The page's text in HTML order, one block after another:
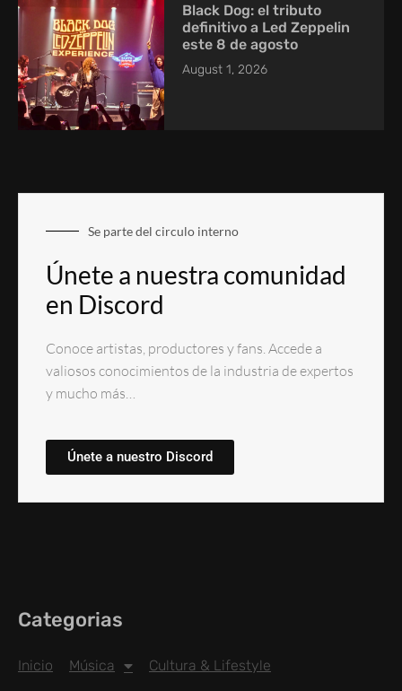
Black Dog: el tributo
definitivo a Led Zeppelin
este 8 de agosto
August 1, 2026
Se parte del circulo interno
Únete a nuestra comunidad
en Discord
Conoce artistas, productores y fans. Accede a
valiosos conocimientos de la industria de expertos
y mucho más…
Únete a nuestro Discord
Categorias
Inicio Música Cultura & Lifestyle